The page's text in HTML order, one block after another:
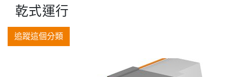
乾式運行
追蹤這個分類